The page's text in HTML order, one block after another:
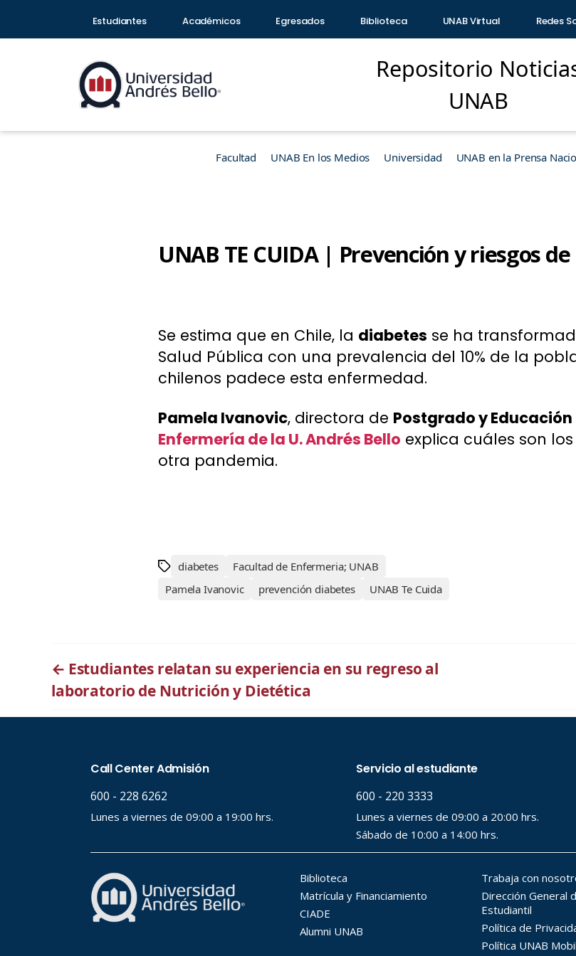
Estudiantes Académicos Egresados Biblioteca UNAB Virtual Redes
Repositorio
UNAB
Facultad UNAB En los Medios Universidad UNAB en la Prensa
UNAB TE CUIDA | Prevención y riesgos
Se estima que en Chile, la diabetes se ha
Salud Pública con una prevalencia del 10% de la
chilenos padece esta enfermedad.
Pamela Ivanovic, directora de Postgrado y
Enfermería de la U. Andrés Bello explica cuáles son
otra pandemia.
diabetes
Facultad de Enfermeria; UNAB
Pamela Ivanovic
prevención diabetes UNAB Te Cuida
← Estudiantes relatan su experiencia en su regreso al
laboratorio de Nutrición y Dietética